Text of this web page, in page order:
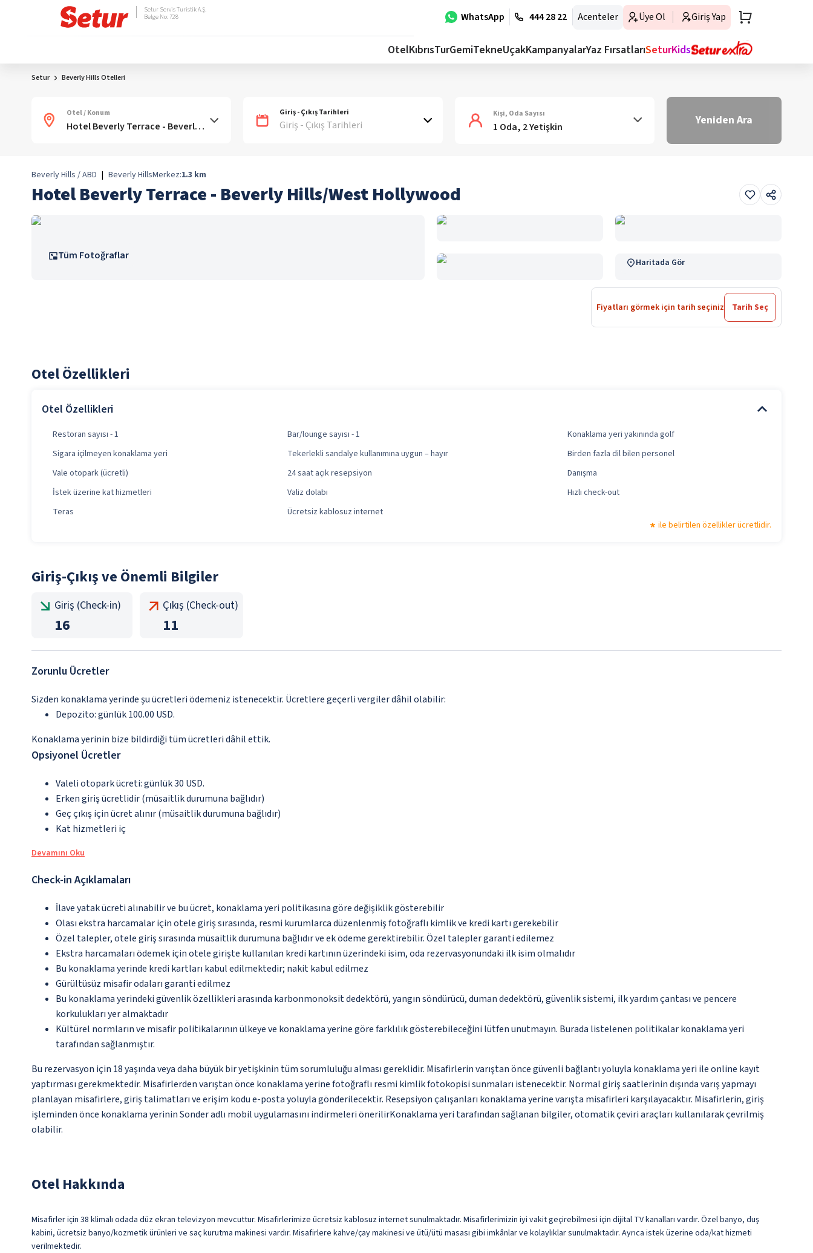
WhatsApp 444 28 22 Acenteler Üye Ol Giriş Yap
Setur Servis Turistik A.Ş.
Belge No: 728
OtelKıbrısTurGemiTekneUçakKampanyalarYaz FırsatlarıSeturKids
Setur Beverly Hills Otelleri
Otel / Konum Giriş - Çıkış Tarihleri
Giriş - Çıkış Tarihleri
Kişi, Oda Sayısı
1 Oda, 2 Yetişkin Yeniden Ara
Beverly Hills / ABD | Beverly HillsMerkez:1.3 km
Hotel Beverly Terrace - Beverly Hills/West Hollywood
Tüm Fotoğraflar
Haritada Gör
Fiyatları görmek için tarih seçiniz Tarih Seç
Otel Özellikleri
Otel Özellikleri
Restoran sayısı - 1 Bar/lounge sayısı - 1
Konaklama yeri yakınında golf
Sigara içilmeyen konaklama yeri
Tekerlekli sandalye kullanımına uygun – hayır
Birden fazla dil bilen personel
Vale otopark (ücretli)
24 saat açık resepsiyon
Danışma
İstek üzerine kat hizmetleri
Valiz dolabı
Hızlı check-out
Teras
Ücretsiz kablosuz internet
ile belirtilen özellikler ücretlidir.
Giriş-Çıkış ve Önemli Bilgiler
Giriş (Check-in)
16
Çıkış (Check-out)
11
Zorunlu Ücretler
Sizden konaklama yerinde şu ücretleri ödemeniz istenecektir. Ücretlere geçerli vergiler dâhil olabilir:
Depozito: günlük 100.00 USD.
Konaklama yerinin bize bildirdiği tüm ücretleri dâhil ettik.
Opsiyonel Ücretler
Valeli otopark ücreti: günlük 30 USD.
Erken giriş ücretlidir (müsaitlik durumuna bağlıdır)
Geç çıkış için ücret alınır (müsaitlik durumuna bağlıdır)
Kat hizmetleri iç
Devamını Oku
Check-in Açıklamaları
İlave yatak ücreti alınabilir ve bu ücret, konaklama yeri politikasına göre değişiklik gösterebilir
Olası ekstra harcamalar için otele giriş sırasında, resmi kurumlarca düzenlenmiş fotoğraflı kimlik ve kredi kartı gerekebilir
Özel talepler, otele giriş sırasında müsaitlik durumuna bağlıdır ve ek ödeme gerektirebilir. Özel talepler garanti edilemez
Ekstra harcamaları ödemek için otele girişte kullanılan kredi kartının üzerindeki isim, oda rezervasyonundaki ilk isim olmalıdır
Bu konaklama yerinde kredi kartları kabul edilmektedir; nakit kabul edilmez
Gürültüsüz misafir odaları garanti edilmez
Bu konaklama yerindeki güvenlik özellikleri arasında karbonmonoksit dedektörü, yangın söndürücü, duman dedektörü, güvenlik sistemi, ilk yardım çantası ve pencere
korkulukları yer almaktadır
Kültürel normların ve misafir politikalarının ülkeye ve konaklama yerine göre farklılık gösterebileceğini lütfen unutmayın. Burada listelenen politikalar konaklama yeri
tarafından sağlanmıştır.
Bu rezervasyon için 18 yaşında veya daha büyük bir yetişkinin tüm sorumluluğu alması gereklidir. Misafirlerin varıştan önce güvenli bağlantı yoluyla konaklama yeri ile online kayıt
yaptırması gerekmektedir. Misafirlerden varıştan önce konaklama yerine fotoğraflı resmi kimlik fotokopisi sunmaları istenecektir. Normal giriş saatlerinin dışında varış yapmayı
planlayan misafirlere, giriş talimatları ve erişim kodu e-posta yoluyla gönderilecektir. Resepsiyon çalışanları konaklama yerine varışta misafirleri karşılayacaktır. Misafirlerin, giriş
işleminden önce konaklama yerinin Sonder adlı mobil uygulamasını indirmeleri önerilirKonaklama yeri tarafından sağlanan bilgiler, otomatik çeviri araçları kullanılarak çevrilmiş
olabilir.
Otel Hakkında
Misafirler için 38 klimalı odada düz ekran televizyon mevcuttur. Misafirlerimize ücretsiz kablosuz internet sunulmaktadır. Misafirlerimizin iyi vakit geçirebilmesi için dijital TV kanalları vardır. Özel banyo, duş
kabini, ücretsiz banyo/kozmetik ürünleri ve saç kurutma makinesi vardır. Misafirlere kahve/çay makinesi ve ütü/ütü masası gibi imkânlar ve kolaylıklar sunulmaktadır. Ayrıca istek üzerine oda/kat hizmeti
verilmektedir.